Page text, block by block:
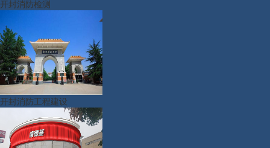
开封消防检测
开封消防工程建设